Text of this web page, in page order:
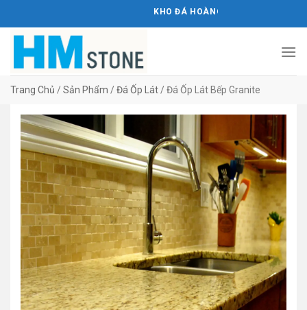
qua
KHO ĐÁ HOÀNG MINH STONE
Trang Chủ / Sản Phẩm / Đá Ốp Lát / Đá Ốp Lát Bếp Granite